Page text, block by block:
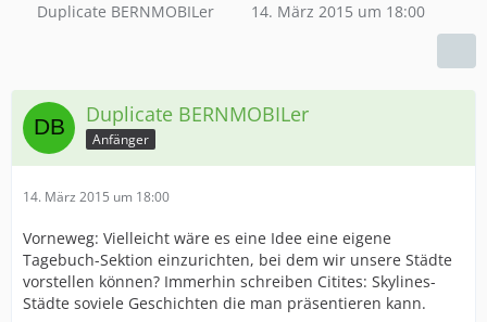
Duplicate BERNMOBILer 14. März 2015 um 18:00
Duplicate BERNMOBILer
Anfänger
14. März 2015 um 18:00
Vorneweg: Vielleicht wäre es eine Idee eine eigene
Tagebuch-Sektion einzurichten, bei dem wir unsere Städte
vorstellen können? Immerhin schreiben Citites: Skylines-
Städte soviele Geschichten die man präsentieren kann.